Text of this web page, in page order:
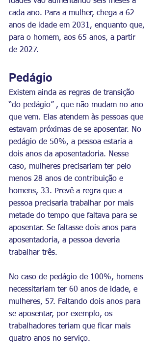
cada ano. Para a mulher, chega a 62
anos de idade em 2031, enquanto que,
para o homem, aos 65 anos, a partir
de 2027.
Pedágio
Existem ainda as regras de transição
“do pedágio” , que não mudam no ano
que vem. Elas atendem às pessoas que
estavam próximas de se aposentar. No
pedágio de 50%, a pessoa estaria a
dois anos da aposentadoria. Nesse
caso, mulheres precisariam ter pelo
menos 28 anos de contribuição e
homens, 33. Prevê a regra que a
pessoa precisaria trabalhar por mais
metade do tempo que faltava para se
aposentar. Se faltasse dois anos para
aposentadoria, a pessoa deveria
trabalhar três.
No caso de pedágio de 100%, homens
necessitariam ter 60 anos de idade, e
mulheres, 57. Faltando dois anos para
se aposentar, por exemplo, os
trabalhadores teriam que ficar mais
quatro anos no serviço.